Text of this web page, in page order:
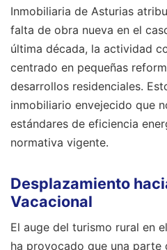
Inmobiliaria de Asturias
falta de obra nueva en el
última década, la actividad
centrado en pequeñas
desarrollos residenciales.
inmobiliario envejecido que
estándares de eficiencia
normativa vigente.
Desplazamiento
Vacacional
El auge del turismo rural en
ha provocado que una parte